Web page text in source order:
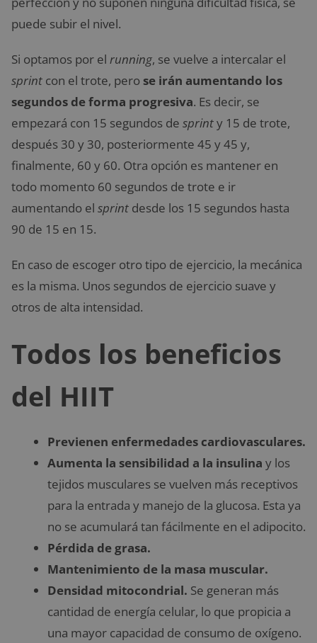
puede subir el nivel.
Si optamos por el running, se vuelve a intercalar el
sprint con el trote, pero se irán aumentando los
segundos de forma progresiva. Es decir, se
empezará con 15 segundos de sprinty 15 de trote,
después 30 y 30, posteriormente 45 y 45 y,
finalmente, 60 y 60. Otra opción es mantener en
todo momento 60 segundos de trote e ir
aumentando el sprint desde los 15 segundos hasta
90 de 15 en 15.
En caso de escoger otro tipo de ejercicio, la mecánica
es la misma. Unos segundos de ejercicio suave y
otros de alta intensidad.
Todos los beneficios
del HIIT
Previenen enfermedades cardiovasculares.
Aumenta la sensibilidad a la insulina y los
tejidos musculares se vuelven más receptivos
para la entrada y manejo de la glucosa. Esta ya
no se acumulará tan fácilmente en el adipocito.
Pérdida de grasa.
Mantenimiento de la masa muscular.
Densidad mitocondrial. Se generan más
cantidad de energía celular, lo que propicia a
una mayor capacidad de consumo de oxígeno.